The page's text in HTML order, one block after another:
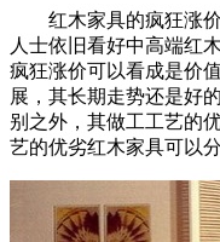
红木家具的疯狂涨价
人士依旧看好中高端红
疯狂涨价可以看成是价
展，其长期走势还是好
别之外，其做工工艺的
艺的优劣红木家具可以